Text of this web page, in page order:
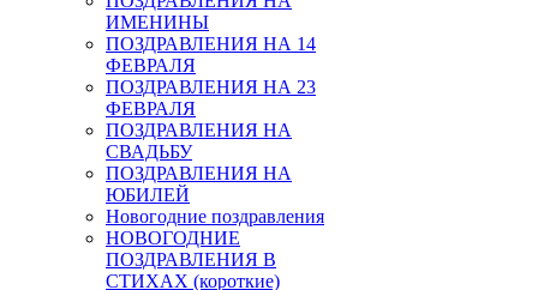
ИМЕНИНЫ
ПОЗДРАВЛЕНИЯ НА 14
ФЕВРАЛЯ
ПОЗДРАВЛЕНИЯ НА 23
ФЕВРАЛЯ
ПОЗДРАВЛЕНИЯ НА
СВАДЬБУ
ПОЗДРАВЛЕНИЯ НА
ЮБИЛЕЙ
Новогодние поздравления
НОВОГОДНИЕ
ПОЗДРАВЛЕНИЯ В
СТИХАХ (короткие)